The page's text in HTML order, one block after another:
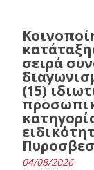
σειρά
(15)
04/08/2026